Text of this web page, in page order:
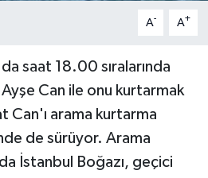
A- A+
saat 18.00 sıralarında
Can ile onu kurtarmak
Can'ı arama kurtarma
de sürüyor. Arama
İstanbul Boğazı, geçici